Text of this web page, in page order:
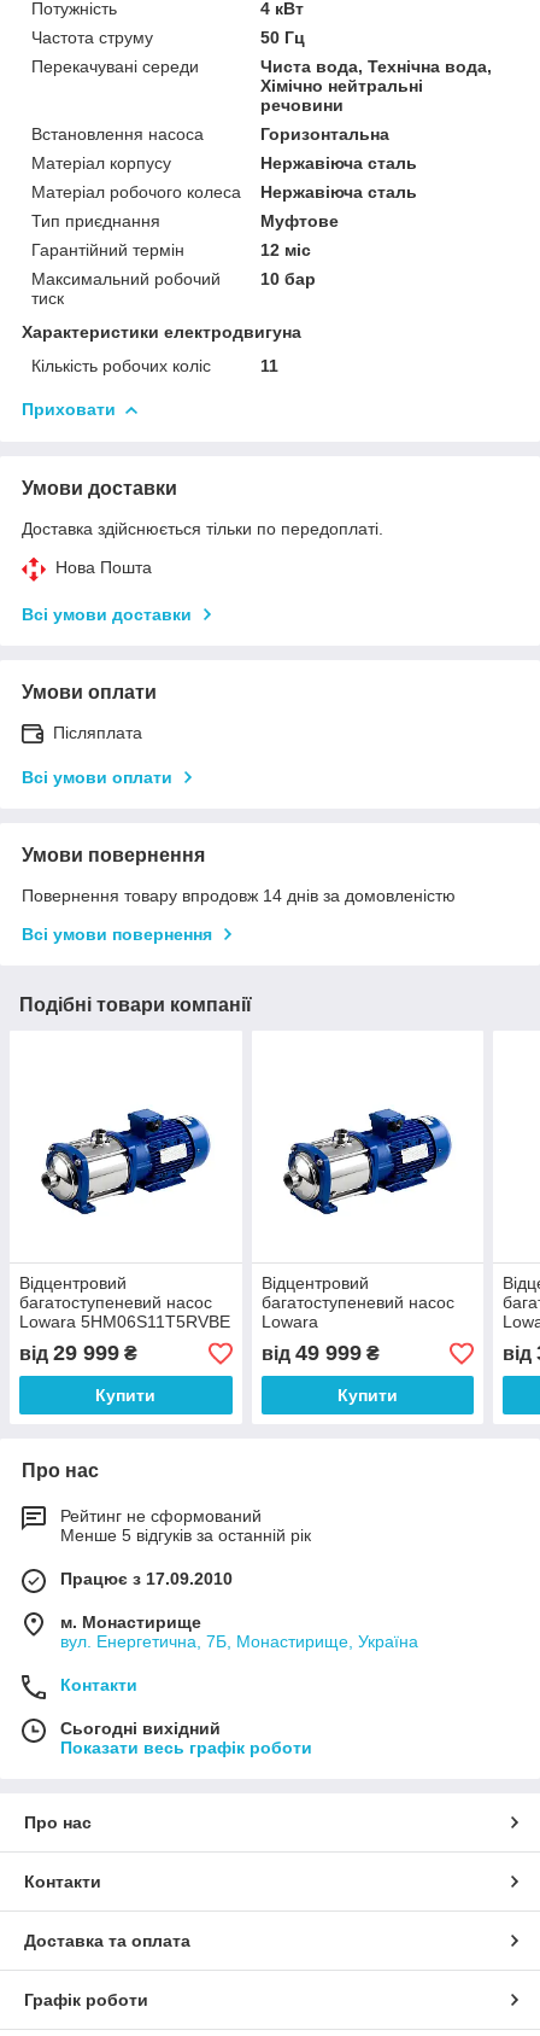
Потужність
4 кВт
Частота струму
50 Гц
Перекачувані середи
Чиста вода, Технічна вода,
Хімічно нейтральні
речовини
Встановлення насоса
Горизонтальна
Матеріал корпусу
Нержавіюча сталь
Матеріал робочого колеса
Нержавіюча сталь
Тип приєднання
Муфтове
Гарантійний термін
12 міс
Максимальний робочий
тиск
10 бар
Характеристики електродвигуна
Кількість робочих коліс
11
Приховати
Умови доставки
Доставка здійснюється тільки по передоплаті.
Нова Пошта
Всі умови доставки
Умови оплати
Післяплата
Всі умови оплати
Умови повернення
Повернення товару впродовж 14 днів за домовленістю
Всі умови повернення
Подібні товари компанії
Відцентровий
багатоступеневий насос
Lowara 5HM06S11T5RVBE
3x400 B
від 29 999 ₴
Купити
Відцентровий
багатоступеневий насос
Lowara
15HM05S40T5VVBE 3x400
B
від 49 999₴
Купити
B
від
Про нас
Рейтинг не сформований
Менше 5 відгуків за останній рік
Працює з 17.09.2010
м. Монастирище
вул. Енергетична, 7Б, Монастирище, Україна
Контакти
Сьогодні вихідний
Показати весь графік роботи
Про нас
Контакти
Доставка та оплата
Графік роботи